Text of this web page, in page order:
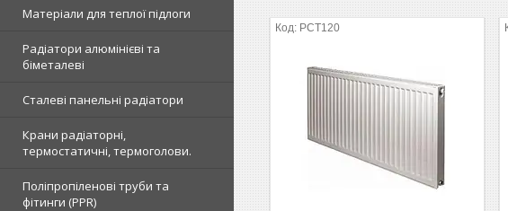
Матеріали для теплої підлоги
Радіатори алюмінієві та
біметалеві
Сталеві панельні радіатори
Крани радіаторні,
термостатичні, термоголови.
Поліпропіленові труби та
фітинги (PPR)
РСТ120